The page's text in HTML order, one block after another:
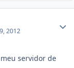
2012
servidor de